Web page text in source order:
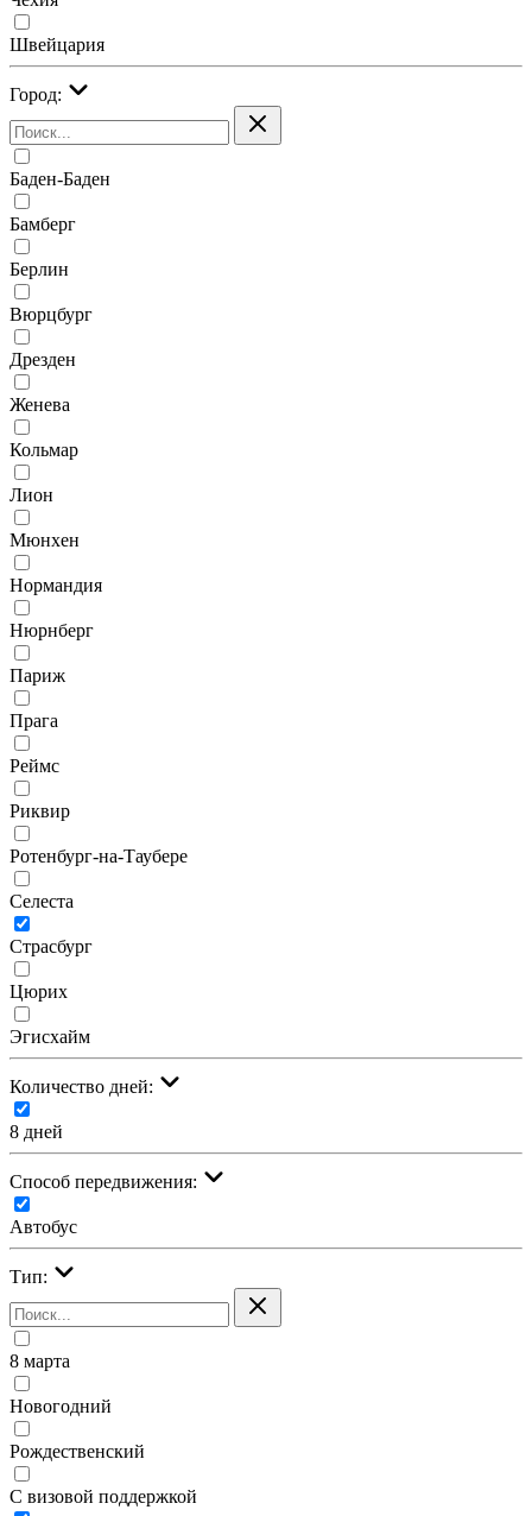
Швейцария
Город:
Баден-Баден
Бамберг
Берлин
Вюрцбург
Дрезден
Женева
Кольмар
Лион
Мюнхен
Нормандия
Нюрнберг
Париж
Прага
Реймс
Риквир
Ротенбург-на-Таубере
Селеста
Страсбург
Цюрих
Эгисхайм
Количество дней:
8 дней
Cпособ передвижения:
Автобус
Тип:
8 марта
Новогодний
Рождественский
С визовой поддержкой